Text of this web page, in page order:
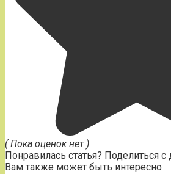
( Пока оценок нет )
Понравилась статья? Поделиться с
Вам также может быть интересно